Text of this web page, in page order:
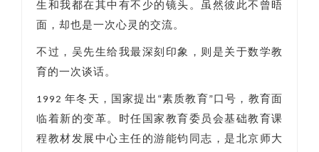
生和我都在其中有不少的镜头。虽然彼此不曾晤
面，却也是一次心灵的交流。
不过，吴先生给我最深刻印象，则是关于数学教
育的一次谈话。
1992 年冬天，国家提出“素质教育”口号，教育面
临着新的变革。时任国家教育委员会基础教育课
程教材发展中心主任的游能钧同志，是北京师大